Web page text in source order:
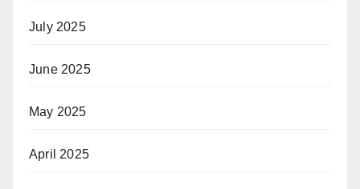
July 2025
June 2025
May 2025
April 2025